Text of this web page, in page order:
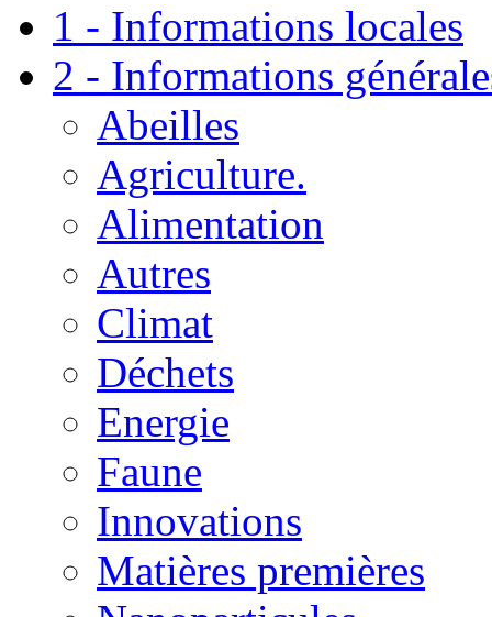
1 - Informations locales
2 - Informations
Abeilles
Agriculture.
Alimentation
Autres
Climat
Déchets
Energie
Faune
Innovations
Matières premières